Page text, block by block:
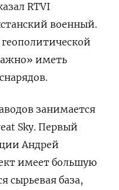
RTVI
военный.
иметь
занимается
Sky. Первый
Андрей
имеет большую
сырьевая база,